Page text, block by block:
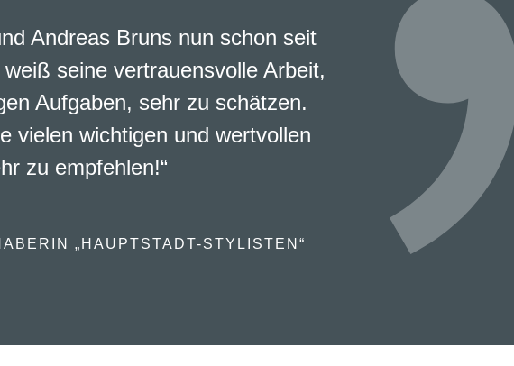
Andreas Bruns nun schon seit
seine vertrauensvolle Arbeit,
Aufgaben, sehr zu schätzen.
vielen wichtigen und wertvollen
zu empfehlen!“
„HAUPTSTADT-STYLISTEN“